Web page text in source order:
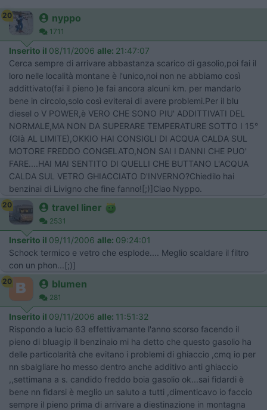
20 nyppo
1711
Inserito il 08/11/2006 alle: 21:47:07
Cerca sempre di arrivare abbastanza scarico di gasolio,poi fai il
loro nelle località montane è l'unico,noi non ne abbiamo così
addittivato(fai il pieno )e fai ancora alcuni km. per mandarlo
bene in circolo,solo così eviterai di avere problemi.Per il blu
diesel o V POWER,è VERO CHE SONO PIU' ADDITTIVATI DEL
NORMALE,MA NON DA SUPERARE TEMPERATURE SOTTO I 15°
(GIà AL LIMITE),OKKIO HAI CONSIGLI DI ACQUA CALDA SUL
MOTORE FREDDO CONGELATO,NON SAI I DANNI CHE PUO'
FARE....HAI MAI SENTITO DI QUELLI CHE BUTTANO L'ACQUA
CALDA SUL VETRO GHIACCIATO D'INVERNO?Chiedilo hai
benzinai di Livigno che fine fanno![;)]Ciao Nyppo.
20 travel liner
2531
Inserito il 09/11/2006 alle: 09:24:01
Schock termico e vetro che esplode.... Meglio scaldare il filtro
con un phon...[;)]
20 blumen
281
Inserito il 09/11/2006 alle: 11:51:32
Rispondo a lucio 63 effettivamante l'anno scorso facendo il
pieno di bluagip il benzinaio mi ha detto che questo gasolio ha
delle particolarità che evitano i problemi di ghiaccio ,cmq io per
nn sbalgliare ho messo dentro anche additivo anti ghiaccio
,,settimana a s. candido freddo boia gasolio ok...sai fidardi è
bene nn fidarsi è meglio un saluto a tutti ,dimenticavo io faccio
sempre il pieno prima di arrivare a diestinazione in montagna